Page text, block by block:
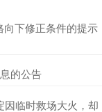
下修正条件的提示
的公告
因临时救场大火，却